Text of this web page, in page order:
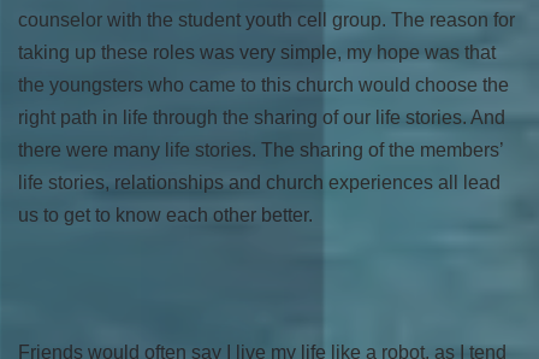
counselor with the student youth cell group. The reason for
taking up these roles was very simple, my hope was that
the youngsters who came to this church would choose the
right path in life through the sharing of our life stories. And
there were many life stories. The sharing of the members’
life stories, relationships and church experiences all lead
us to get to know each other better.
Friends would often say I live my life like a robot, as I tend